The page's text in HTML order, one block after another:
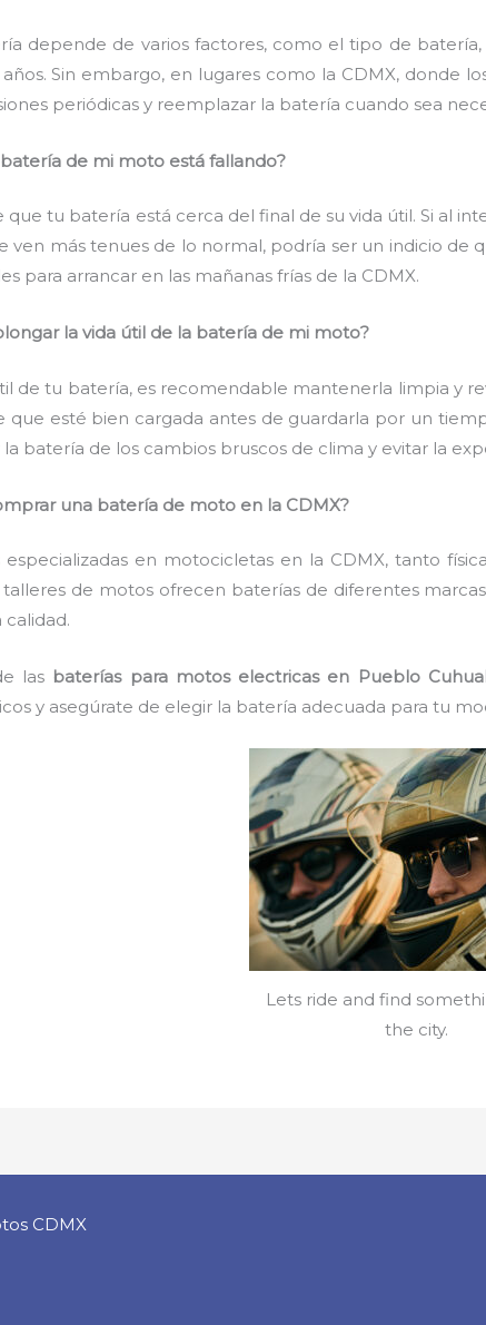
depende de varios factores, como el tipo de
Sin embargo, en lugares como la CDMX, donde
periódicas y reemplazar la batería cuando sea
de mi moto está fallando?
que tu batería está cerca del final de su vida útil. Si al
ven más tenues de lo normal, podría ser un indicio
para arrancar en las mañanas frías de la CDMX.
la vida útil de la batería de mi moto?
de tu batería, es recomendable mantenerla limpia y
que esté bien cargada antes de guardarla por un
batería de los cambios bruscos de clima y evitar la
una batería de moto en la CDMX?
especializadas en motocicletas en la CDMX, tanto
talleres de motos ofrecen baterías de diferentes
calidad.
las baterías para motos electricas en Pueblo
y asegúrate de elegir la batería adecuada para tu
Lets ride and find
the city.
CDMX